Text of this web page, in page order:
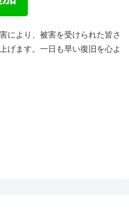
により、被害を受けられた皆さ
げます。一日も早い復旧を心よ